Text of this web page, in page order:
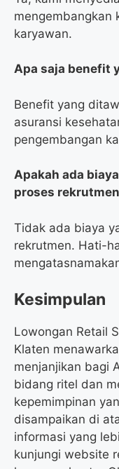
mengembangkan
karyawan.
Apa saja benefit
Benefit yang
asuransi
pengembangan
Apakah ada
proses
Tidak ada biaya
rekrutmen. Hati-
Kesimpulan
Lowongan Retail
Klaten
menjanjikan bagi
bidang ritel dan
kepemimpinan
disampaikan di
informasi yang
kunjungi website